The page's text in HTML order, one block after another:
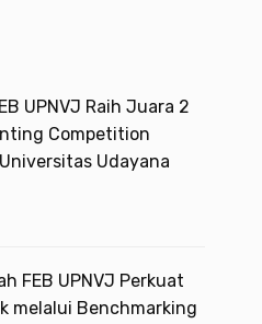
UPNVJ Raih Juara 2
Competition
Udayana
FEB UPNVJ Perkuat
melalui Benchmarking